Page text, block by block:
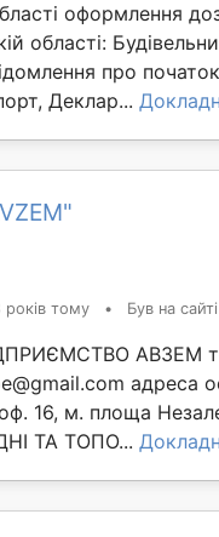
оформлення
області:
про початок
Деклар...
років тому • Був на
АВЗЕМ
адреса
16, м. площа
ТА ТОПО...